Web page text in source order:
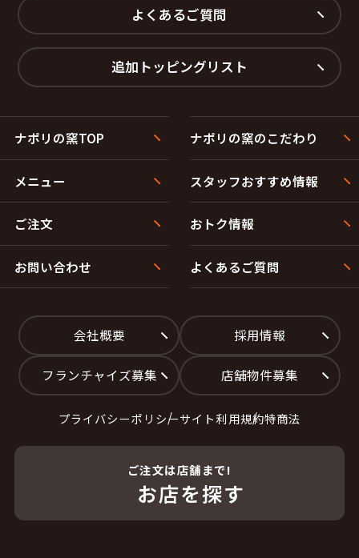
よくあるご質問
追加トッピングリスト
ナポリの窯TOP ナポリの窯のこだわり
メニュー スタッフおすすめ情報
ご注文 おトク情報
お問い合わせ よくあるご質問
会社概要 採用情報
フランチャイズ募集 店舗物件募集
プライバシーポリシーサイト利用規約特商法
ご注文は店舗まで!
お店を探す